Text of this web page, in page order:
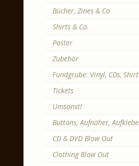
Bücher, Zines & Co
Shirts & Co.
Poster
Zubehör
Fundgrube: Vinyl, CDs,
Tickets
Umsonst!
Buttons, Aufnäher,
CD & DVD Blow Out
Clothing Blow Out